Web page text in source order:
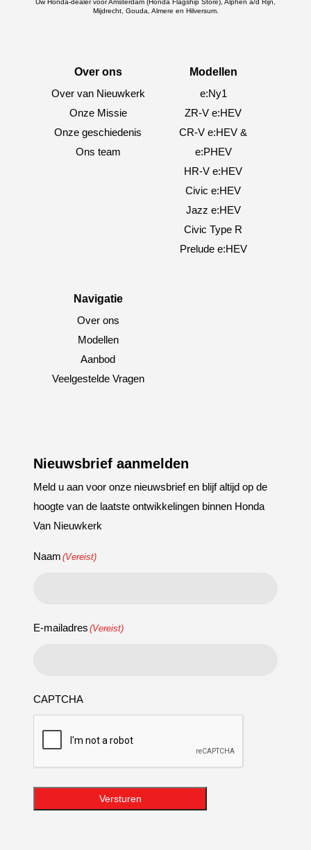
Uw Honda-dealer voor Amsterdam (Honda Flagship Store), Alphen a/d Rijn,
Mijdrecht, Gouda, Almere en Hilversum.
Over ons
Over van Nieuwkerk
Onze Missie
Onze geschiedenis
Ons team
Modellen
e:Ny1
ZR-V e:HEV
CR-V e:HEV &
e:PHEV
HR-V e:HEV
Civic e:HEV
Jazz e:HEV
Civic Type R
Prelude e:HEV
Navigatie
Over ons
Modellen
Aanbod
Veelgestelde Vragen
Nieuwsbrief aanmelden
Meld u aan voor onze nieuwsbrief en blijf altijd op de
hoogte van de laatste ontwikkelingen binnen Honda
Van Nieuwkerk
Naam (Vereist)
E-mailadres (Vereist)
CAPTCHA
Versturen